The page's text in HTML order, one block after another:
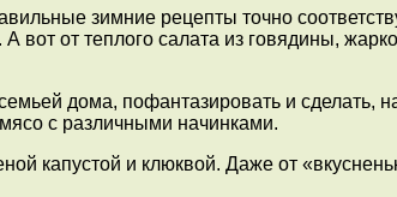
зимние рецепты точно
вот от теплого салата из говядины,
дома, пофантазировать и сделать,
с различными начинками.
капустой и клюквой. Даже от